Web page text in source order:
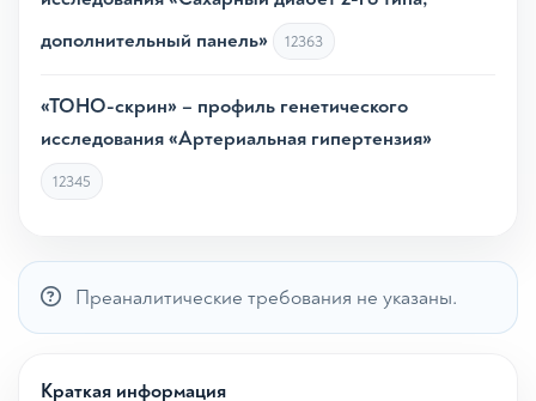
дополнительный панель»
12363
«ТОНО-скрин» – профиль генетического
исследования «Артериальная гипертензия»
12345
Преаналитические требования не указаны.
Краткая информация